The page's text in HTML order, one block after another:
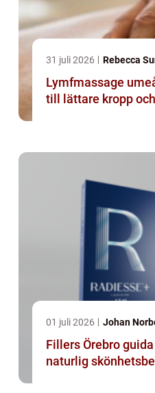
31 juli 2026 Rebecca
Lymfmassage umeå en skonsam
till lättare kropp
01 juli 2026 Johan
Fillers Örebro guida till trygg och
naturlig